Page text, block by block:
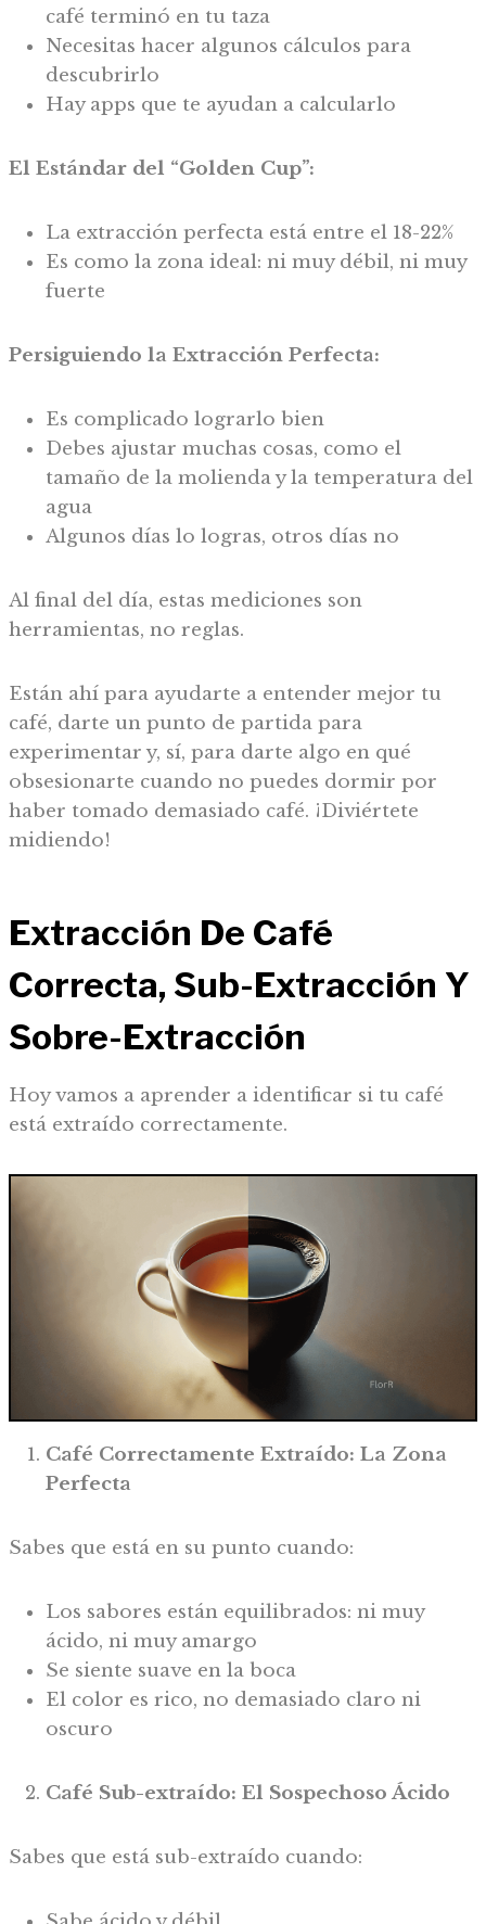
café terminó en tu taza
Necesitas hacer algunos cálculos para
descubrirlo
Hay apps que te ayudan a calcularlo
El Estándar del “Golden Cup”:
La extracción perfecta está entre el 18-22%
Es como la zona ideal: ni muy débil, ni muy
fuerte
Persiguiendo la Extracción Perfecta:
Es complicado lograrlo bien
Debes ajustar muchas cosas, como el
tamaño de la molienda y la temperatura del
agua
Algunos días lo logras, otros días no
Al final del día, estas mediciones son
herramientas, no reglas.
Están ahí para ayudarte a entender mejor tu
café, darte un punto de partida para
experimentar y, sí, para darte algo en qué
obsesionarte cuando no puedes dormir por
haber tomado demasiado café. ¡Diviértete
midiendo!
Extracción De Café
Correcta, Sub-Extracción Y
Sobre-Extracción
Hoy vamos a aprender a identificar si tu café
está extraído correctamente.
Café Correctamente Extraído: La Zona
Perfecta
Sabes que está en su punto cuando:
Los sabores están equilibrados: ni muy
ácido, ni muy amargo
Se siente suave en la boca
El color es rico, no demasiado claro ni
oscuro
Café Sub-extraído: El Sospechoso Ácido
Sabes que está sub-extraído cuando: